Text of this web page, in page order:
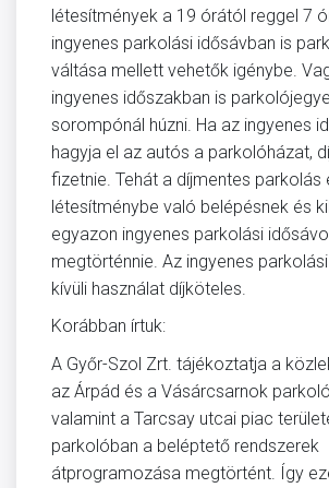
létesítmények a 19 órától reggel 7
ingyenes parkolási idősávban is
váltása mellett vehetők igénybe.
ingyenes időszakban is
sorompónál húzni. Ha az ingyenes
hagyja el az autós a parkolóházat,
fizetnie. Tehát a díjmentes parkolás
létesítménybe való belépésnek és
egyazon ingyenes parkolási
megtörténnie. Az ingyenes
kívüli használat díjköteles.
Korábban írtuk:
A Győr-Szol Zrt. tájékoztatja a
az Árpád és a Vásárcsarnok
valamint a Tarcsay utcai piac
parkolóban a beléptető rendszerek
átprogramozása megtörtént. Így